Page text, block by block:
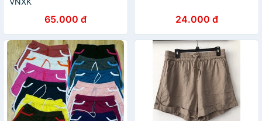
65.000 đ 24.000 đ